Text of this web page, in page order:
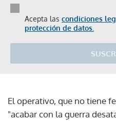
Acepta las condiciones
protección de datos.
El operativo, que no tiene
"acabar con la guerra